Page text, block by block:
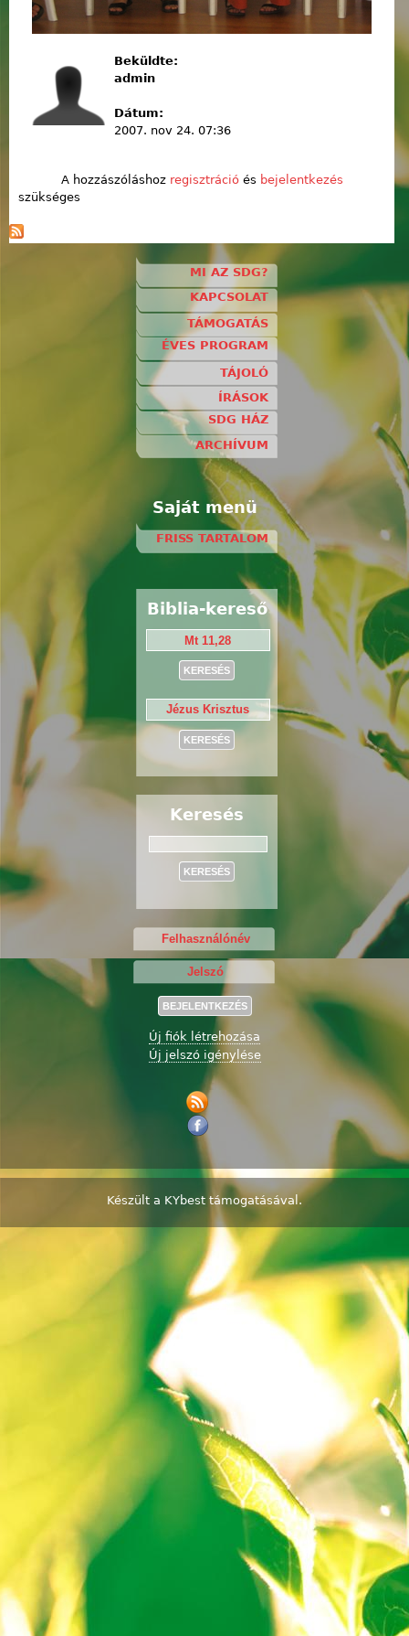
Beküldte:
admin
Dátum:
2007. nov 24. 07:36
A hozzászóláshoz regisztrációés bejelentkezés
szükséges
MI AZ SDG?
KAPCSOLAT
TÁMOGATÁS
ÉVES PROGRAM
TÁJOLÓ
ÍRÁSOK
SDG HÁZ
ARCHÍVUM
Saját menü
FRISS TARTALOM
Biblia-kereső
Keresés
Új fiók létrehozása
Új jelszó igénylése
Készült a KYbest támogatásával.